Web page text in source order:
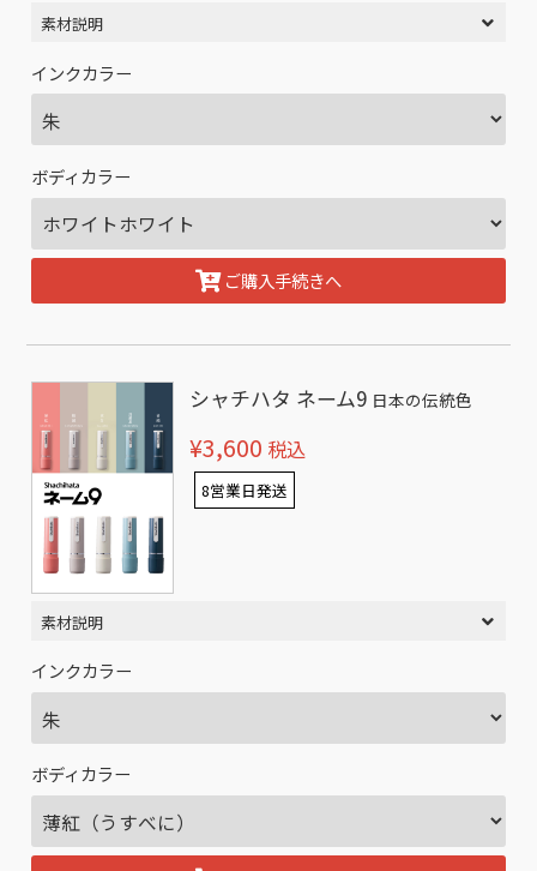
素材説明
インクカラー
ボディカラー
ご購入手続きへ
シャチハタ ネーム9 日本の伝統色
¥3,600 税込
8営業日発送
素材説明
インクカラー
ボディカラー